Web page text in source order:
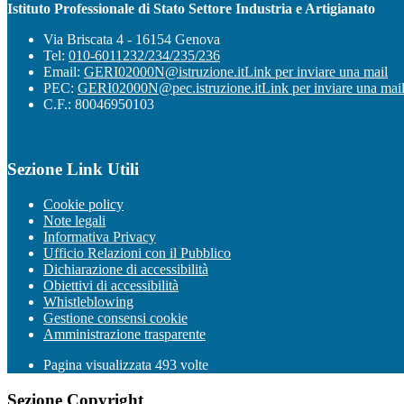
Istituto Professionale di Stato Settore Industria e Artigianato
Via Briscata 4 - 16154 Genova
Tel: 010-6011232/234/235/236
Email: GERI02000N@istruzione.itLink per inviare una mail
PEC: GERI02000N@pec.istruzione.itLink per inviare una mail
C.F.: 80046950103
Sezione Link Utili
Cookie policy
Note legali
Informativa Privacy
Ufficio Relazioni con il Pubblico
Dichiarazione di accessibilità
Obiettivi di accessibilità
Whistleblowing
Gestione consensi cookie
Amministrazione trasparente
Pagina visualizzata 493 volte
Sezione Copyright